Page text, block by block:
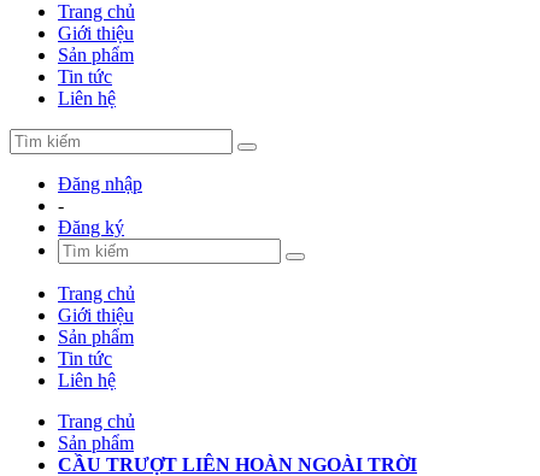
Trang chủ
Giới thiệu
Sản phẩm
Tin tức
Liên hệ
Đăng nhập
-
Đăng ký
Trang chủ
Giới thiệu
Sản phẩm
Tin tức
Liên hệ
Trang chủ
Sản phẩm
CẦU TRƯỢT LIÊN HOÀN NGOÀI TRỜI